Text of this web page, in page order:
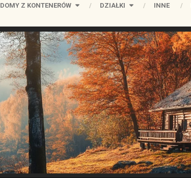
DOMY Z KONTENERÓW DZIAŁKI INNE